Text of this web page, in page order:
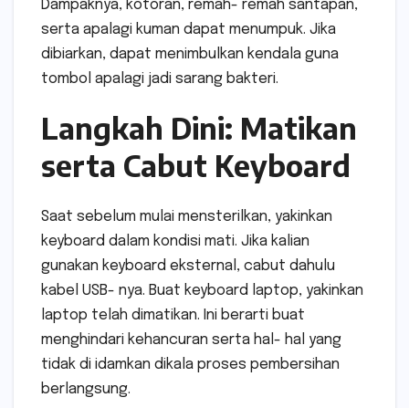
Dampaknya, kotoran, remah- remah santapan,
serta apalagi kuman dapat menumpuk. Jika
dibiarkan, dapat menimbulkan kendala guna
tombol apalagi jadi sarang bakteri.
Langkah Dini: Matikan
serta Cabut Keyboard
Saat sebelum mulai mensterilkan, yakinkan
keyboard dalam kondisi mati. Jika kalian
gunakan keyboard eksternal, cabut dahulu
kabel USB- nya. Buat keyboard laptop, yakinkan
laptop telah dimatikan. Ini berarti buat
menghindari kehancuran serta hal- hal yang
tidak di idamkan dikala proses pembersihan
berlangsung.